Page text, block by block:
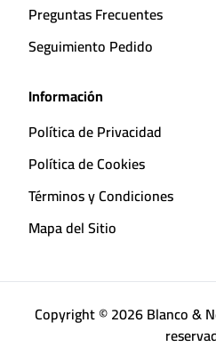
Preguntas Frecuentes
Seguimiento Pedido
Información
Política de Privacidad
Política de Cookies
Términos y Condiciones
Mapa del Sitio
Copyright © 2026 Blanco &